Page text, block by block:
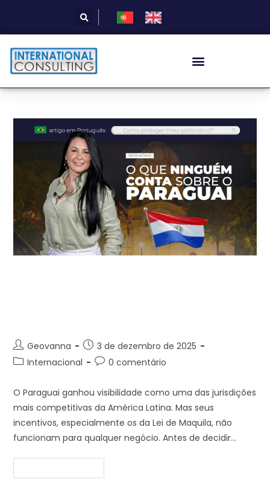
Geovanna
3 de dezembro de 2025
Internacional
0 comentário
O Paraguai ganhou visibilidade como uma das jurisdições
mais competitivas da América Latina. Mas seus
incentivos, especialmente os da Lei de Maquila, não
funcionam para qualquer negócio. Antes de decidir…